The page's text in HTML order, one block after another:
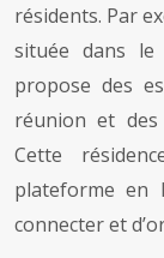
résidents. Par
située dans le
propose des
réunion et des
Cette
plateforme en
connecter et